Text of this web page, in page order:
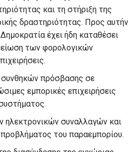
και τη στήριξη της
δραστηριότητας. Προς αυτήν
έχει ήδη καταθέσει
των φορολογικών
πρόσβασης σε
εμπορικές επιχειρήσεις
ηλεκτρονικών συναλλαγών και
του παραεμπορίου.